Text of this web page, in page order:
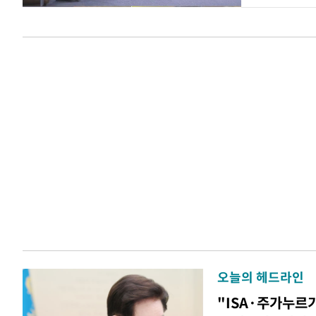
오늘의 헤드라인
"ISA·주가누르